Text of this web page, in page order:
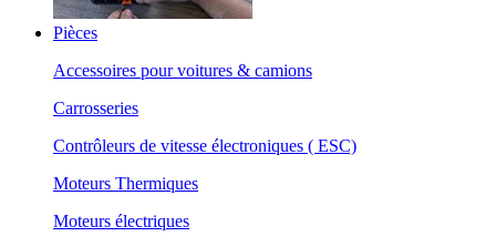
Pièces
Accessoires pour voitures & camions
Carrosseries
Contrôleurs de vitesse électroniques ( ESC)
Moteurs Thermiques
Moteurs électriques